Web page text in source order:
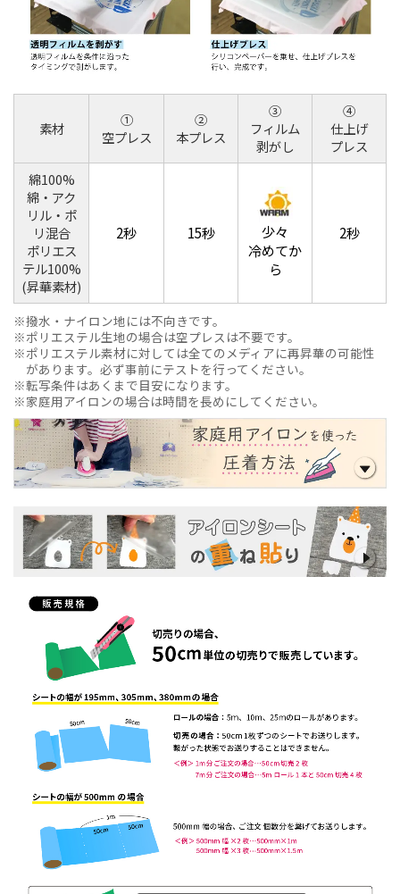
素材
①
空プレス
②
本プレス
③
フィルム
剥がし
④
仕上げ
プレス
綿100%
綿・アク
リル・ポ
リ混合
ポリエス
テル100%
(昇華素材)
2秒 15秒
少々
冷めてか
ら
2秒
撥水・ナイロン地には不向きです。
ポリエステル生地の場合は空プレスは不要です。
ポリエステル素材に対しては全てのメディアに再昇華の可能性
があります。必ず事前にテストを行ってください。
転写条件はあくまで目安になります。
家庭用アイロンの場合は時間を長めにしてください。